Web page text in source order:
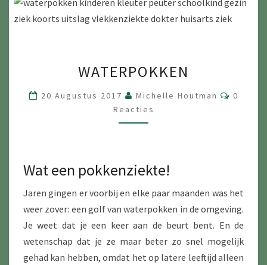
WATERPOKKEN
20 Augustus 2017 Michelle Houtman
0
Reacties
Wat een pokkenziekte!
Jaren gingen er voorbij en elke paar maanden was het
weer zover: een golf van waterpokken in de omgeving.
Je weet dat je een keer aan de beurt bent. En de
wetenschap dat je ze maar beter zo snel mogelijk
gehad kan hebben, omdat het op latere leeftijd alleen